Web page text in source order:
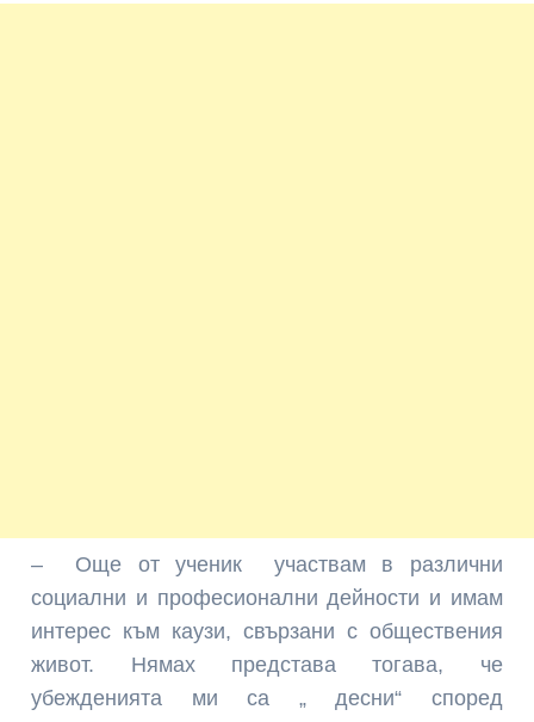
– Още от ученик участвам в различни
социални и професионални дейности и имам
интерес към каузи, свързани с обществения
живот. Нямах представа тогава, че
убежденията ми са „ десни“ според